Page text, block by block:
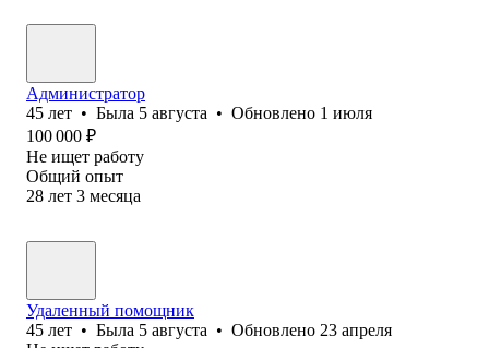
Администратор
45 лет • Была 5 августа • Обновлено 1 июля
100 000 ₽
Не ищет работу
Общий опыт
28 лет 3 месяца
Удаленный помощник
45 лет • Была 5 августа • Обновлено 23 апреля